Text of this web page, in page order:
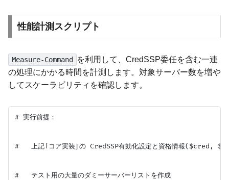
性能計測スクリプト
Measure-Command
を利用して、CredSSP委任を含む一連
の処理にかかる時間を計測します。対象サーバー数を増や
してスケーラビリティを確認します。
# 実行前提：
#   上記「コア実装」の CredSSP有効化設定と資格情報
#   テスト用の大量のダミーサーバーリストを作成